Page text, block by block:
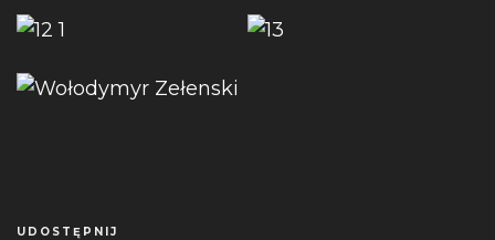
UDOSTĘPNIJ